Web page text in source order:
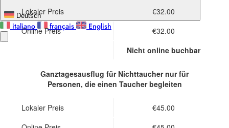
Deutsch
italiano français English
Lokaler Preis
€32.00
Online Preis
€32.00
Nicht online buchbar
Ganztagesausflug für Nichttaucher nur für
Personen, die einen Taucher begleiten
Lokaler Preis
€45.00